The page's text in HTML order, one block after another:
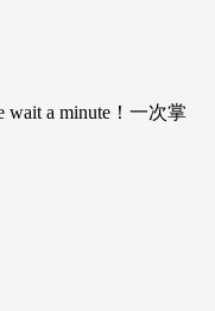
wait a minute！一次掌